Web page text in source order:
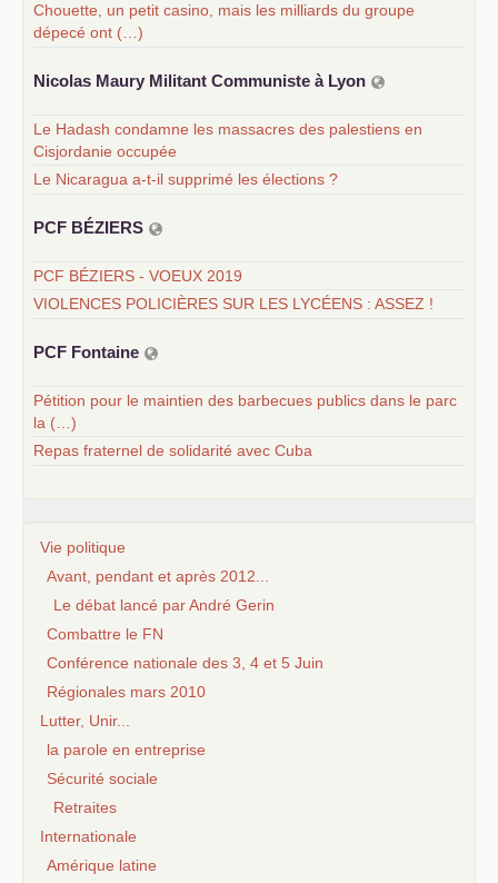
Chouette, un petit casino, mais les milliards du groupe
dépecé ont (…)
Nicolas Maury Militant Communiste à Lyon
Le Hadash condamne les massacres des palestiens en
Cisjordanie occupée
Le Nicaragua a-t-il supprimé les élections ?
PCF BÉZIERS
PCF BÉZIERS - VOEUX 2019
VIOLENCES POLICIÈRES SUR LES LYCÉENS : ASSEZ !
PCF Fontaine
Pétition pour le maintien des barbecues publics dans le parc
la (…)
Repas fraternel de solidarité avec Cuba
Vie politique
Avant, pendant et après 2012...
Le débat lancé par André Gerin
Combattre le FN
Conférence nationale des 3, 4 et 5 Juin
Régionales mars 2010
Lutter, Unir...
la parole en entreprise
Sécurité sociale
Retraites
Internationale
Amérique latine